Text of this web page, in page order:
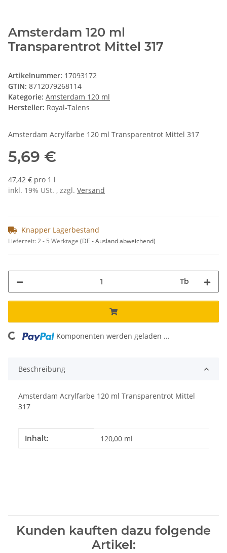
Amsterdam 120 ml
Transparentrot Mittel 317
Artikelnummer: 17093172
GTIN: 8712079268114
Kategorie: Amsterdam 120 ml
Hersteller: Royal-Talens
Amsterdam Acrylfarbe 120 ml Transparentrot Mittel 317
5,69 €
47,42 € pro 1 l
inkl. 19% USt. , zzgl. Versand
Knapper Lagerbestand
Lieferzeit:2 - 5 Werktage (DE - Ausland abweichend)
Tb
Loading... Komponenten werden geladen ...
Beschreibung
Amsterdam Acrylfarbe 120 ml Transparentrot Mittel
317
Produkteigenschaft
Wert
Inhalt: 120,00 ml
Kunden kauften dazu folgende
Artikel: